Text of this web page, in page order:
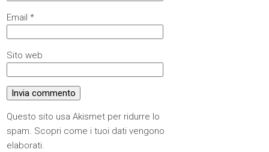
Email*
Sito web
Questo sito usa Akismet per ridurre lo
spam. Scopri come i tuoi dati vengono
elaborati.